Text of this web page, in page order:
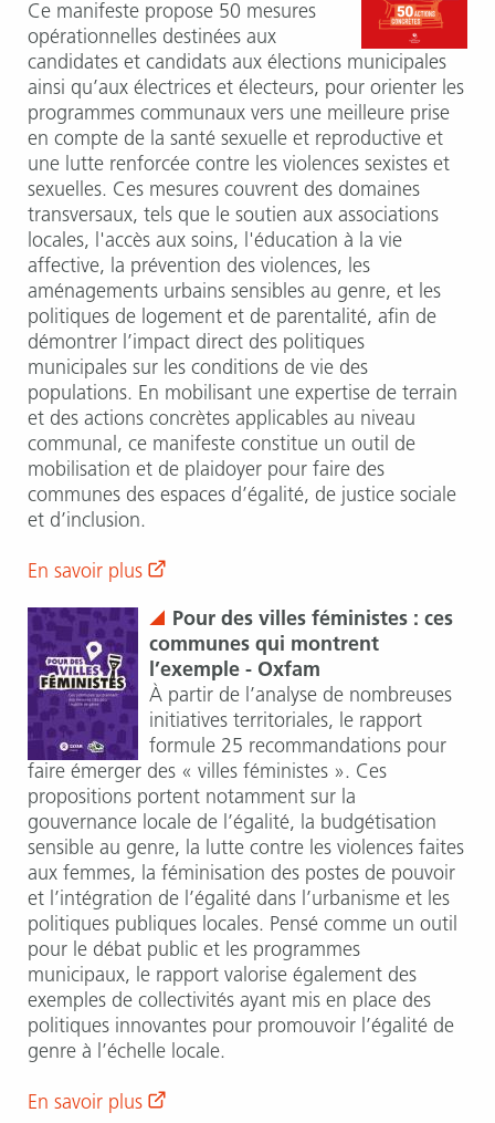
Ce manifeste propose 50 mesures
opérationnelles destinées aux
candidates et candidats aux élections municipales
ainsi qu’aux électrices et électeurs, pour orienter les
programmes communaux vers une meilleure prise
en compte de la santé sexuelle et reproductive et
une lutte renforcée contre les violences sexistes et
sexuelles. Ces mesures couvrent des domaines
transversaux, tels que le soutien aux associations
locales, l'accès aux soins, l'éducation à la vie
affective, la prévention des violences, les
aménagements urbains sensibles au genre, et les
politiques de logement et de parentalité, afin de
démontrer l’impact direct des politiques
municipales sur les conditions de vie des
populations. En mobilisant une expertise de terrain
et des actions concrètes applicables au niveau
communal, ce manifeste constitue un outil de
mobilisation et de plaidoyer pour faire des
communes des espaces d’égalité, de justice sociale
et d’inclusion.
En savoir plus
Pour des villes féministes : ces
communes qui montrent
l’exemple - Oxfam
À partir de l’analyse de nombreuses
initiatives territoriales, le rapport
formule 25 recommandations pour
faire émerger des « villes féministes ». Ces
propositions portent notamment sur la
gouvernance locale de l’égalité, la budgétisation
sensible au genre, la lutte contre les violences faites
aux femmes, la féminisation des postes de pouvoir
et l’intégration de l’égalité dans l’urbanisme et les
politiques publiques locales. Pensé comme un outil
pour le débat public et les programmes
municipaux, le rapport valorise également des
exemples de collectivités ayant mis en place des
politiques innovantes pour promouvoir l’égalité de
genre à l’échelle locale.
En savoir plus